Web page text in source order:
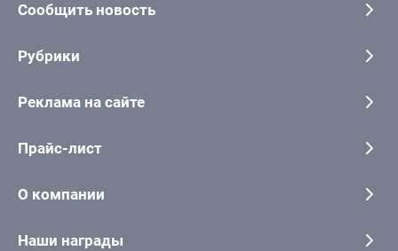
Сообщить новость
Рубрики
Реклама на сайте
Прайс-лист
О компании
Наши награды